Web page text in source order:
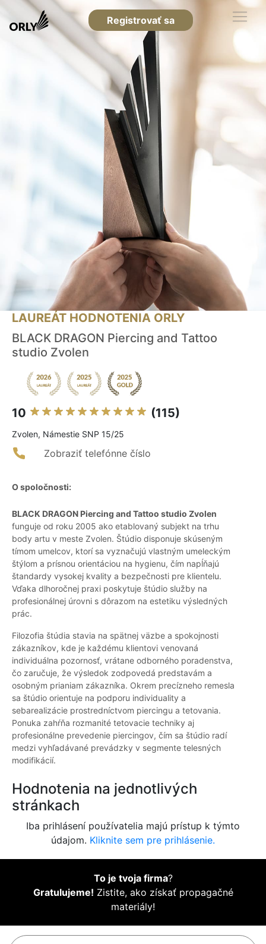
Registrovať sa
LAUREÁT HODNOTENIA ORLY
BLACK DRAGON Piercing and Tattoo
studio Zvolen
10 (115)
Zvolen, Námestie SNP 15/25
Zobraziť telefónne číslo
O spoločnosti:
BLACK DRAGON Piercing and Tattoo studio Zvolen
funguje od roku 2005 ako etablovaný subjekt na trhu
body artu v meste Zvolen. Štúdio disponuje skúseným
tímom umelcov, ktorí sa vyznačujú vlastným umeleckým
štýlom a prísnou orientáciou na hygienu, čím napĺňajú
štandardy vysokej kvality a bezpečnosti pre klientelu.
Vďaka dlhoročnej praxi poskytuje štúdio služby na
profesionálnej úrovni s dôrazom na estetiku výsledných
prác.
Filozofia štúdia stavia na spätnej väzbe a spokojnosti
zákazníkov, kde je každému klientovi venovaná
individuálna pozornosť, vrátane odborného poradenstva,
čo zaručuje, že výsledok zodpovedá predstavám a
osobným prianiam zákazníka. Okrem precízneho remesla
sa štúdio orientuje na podporu individuality a
sebarealizácie prostredníctvom piercingu a tetovania.
Ponuka zahŕňa rozmanité tetovacie techniky aj
profesionálne prevedenie piercingov, čím sa štúdio radí
medzi vyhľadávané prevádzky v segmente telesných
modifikácií.
Hodnotenia na jednotlivých
stránkach
Iba prihlásení používatelia majú prístup k týmto
údajom. Kliknite sem pre prihlásenie.
To je tvoja firma?
Gratulujeme! Zistite, ako získať propagačné
materiály!